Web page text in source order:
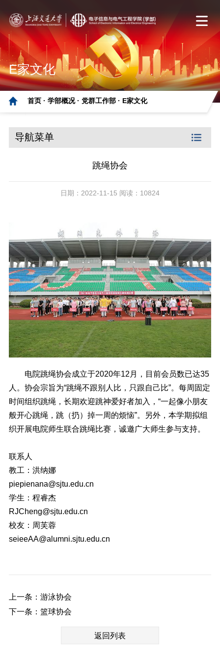
E家文化
首页 · 学部概况 · 党群工作部 · E家文化
导航菜单
跳绳协会
日期：2022-11-15 阅读：10824
电院跳绳协会成立于2020年12月，目前会员数已达35
人。协会宗旨为“跳绳不跟别人比，只跟自己比”。每周固定
时间组织跳绳，长期欢迎跳神爱好者加入，“一起像小朋友
般开心跳绳，跳（扔）掉一周的烦恼”。另外，本学期拟组
织开展电院师生联合跳绳比赛，诚邀广大师生参与支持。
联系人
教工：洪纳娜
piepienana@sjtu.edu.cn
学生：程睿杰
RJCheng@sjtu.edu.cn
校友：周芙蓉
seieeAA@alumni.sjtu.edu.cn
上一条：游泳协会
下一条：篮球协会
返回列表